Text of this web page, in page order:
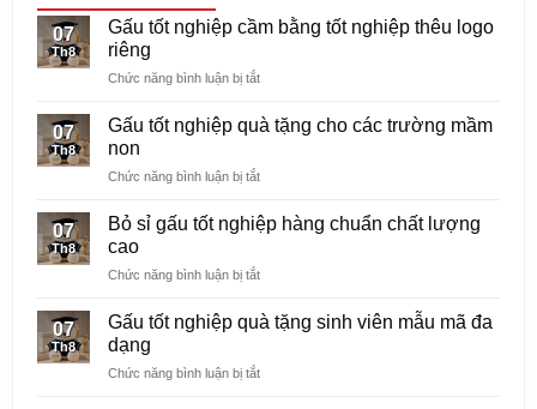
07
Th8
Gấu tốt nghiệp cầm bằng tốt nghiệp thêu logo
riêng
Chức năng bình luận bị tắtở
tốt
nghiệp
bằng
nghiệp
riêng
07
Th8
Gấu tốt nghiệp quà tặng cho các trường mầm
non
Chức năng bình luận bị tắtở
tốt
nghiệp
tặng
các
non
07
Th8
Bỏ sỉ gấu tốt nghiệp hàng chuẩn chất lượng
cao
Chức năng bình luận bị tắtở
sỉ
nghiệp
07
Th8
Gấu tốt nghiệp quà tặng sinh viên mẫu mã đa
dạng
Chức năng bình luận bị tắtở